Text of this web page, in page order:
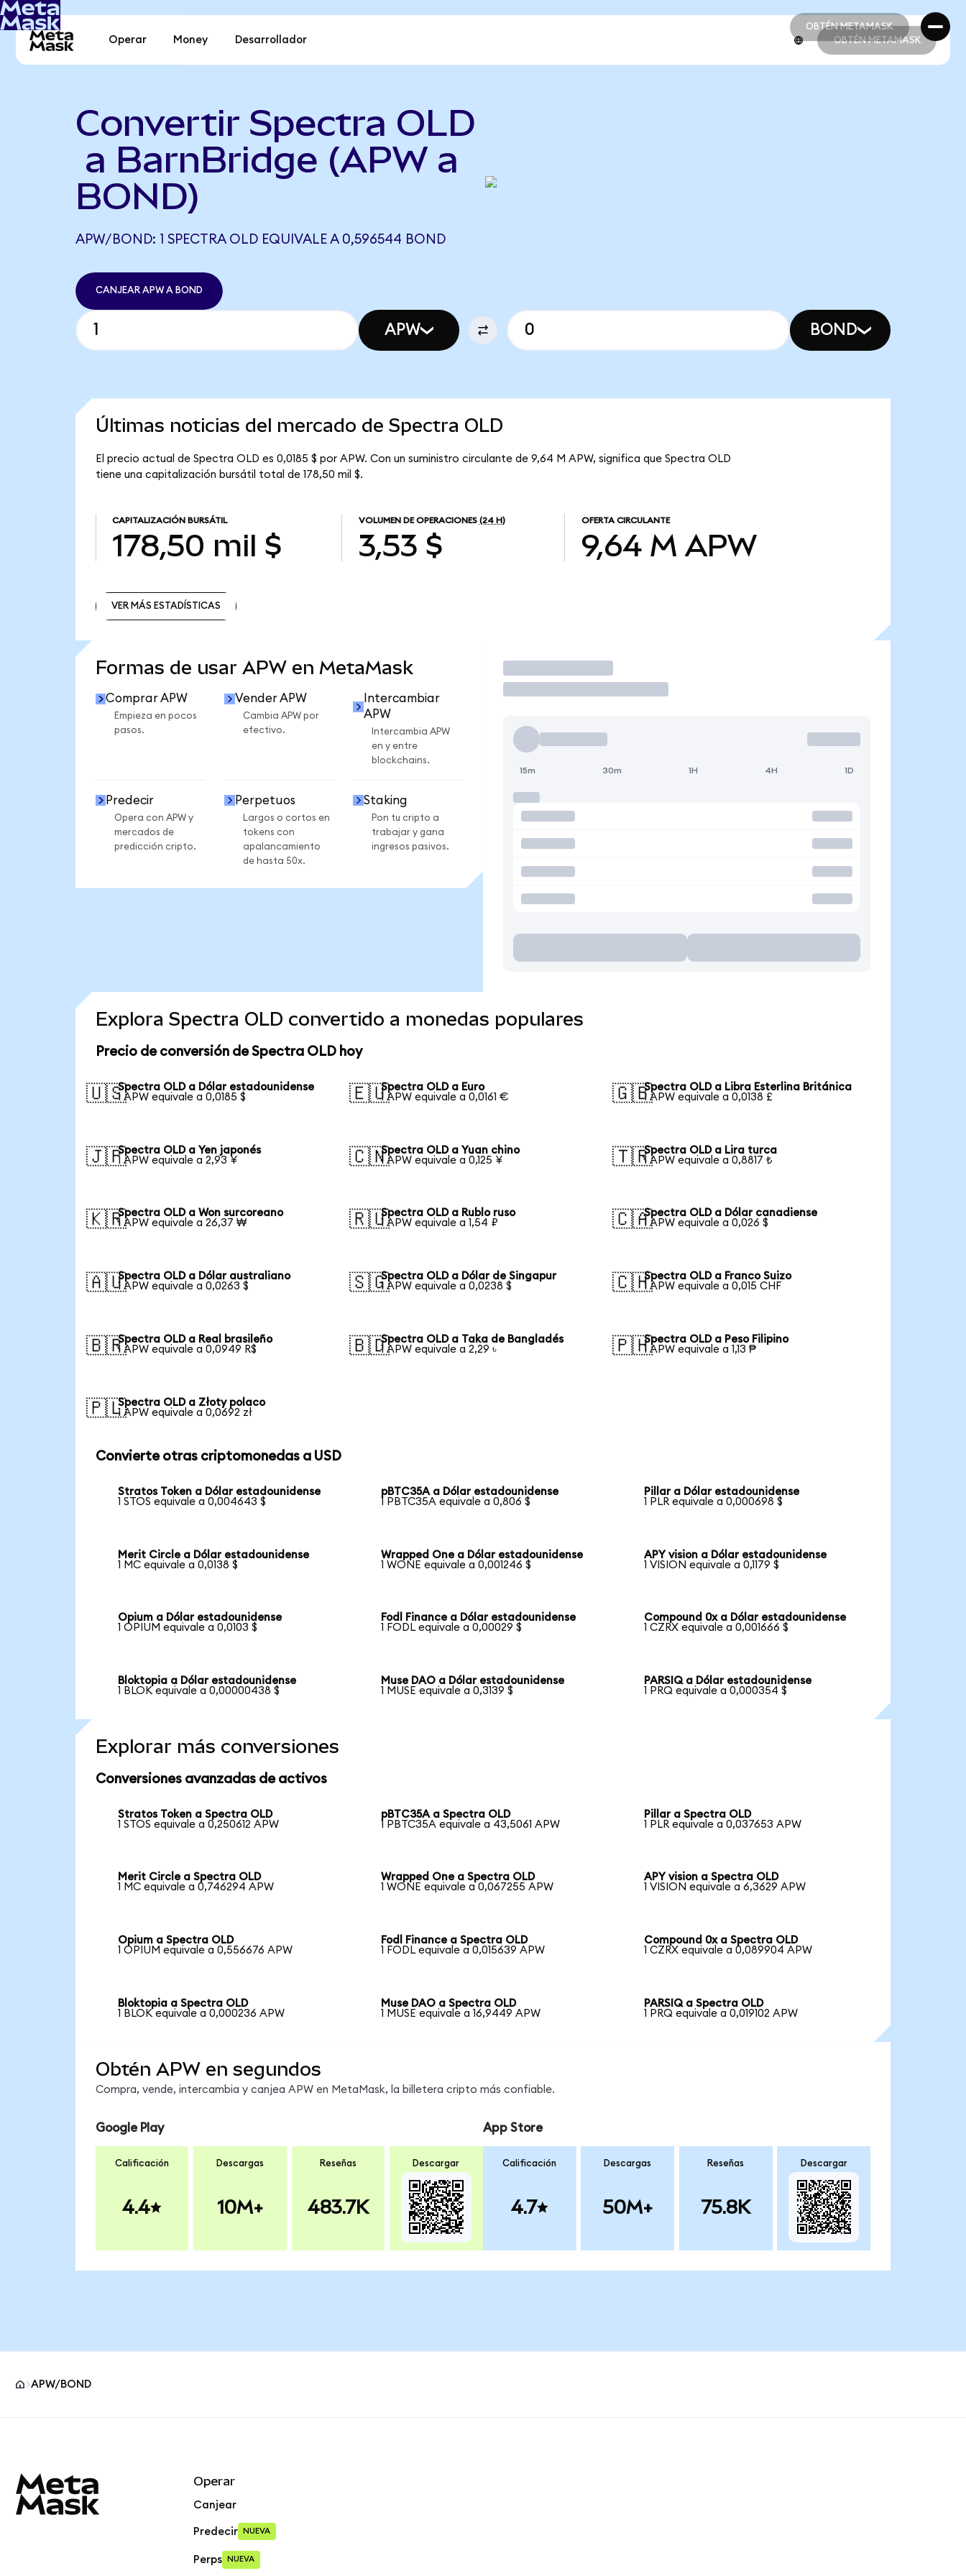
OBTÉN METAMASK
OBTÉN METAMASK
Operar Money Desarrollador OBTÉN METAMASK
Convertir Spectra OLD
a BarnBridge (APW a
BOND)
APW/BOND: 1 SPECTRA OLD EQUIVALE A 0,596544 BOND
CANJEAR APW A BOND
APW BOND
Últimas noticias del mercado de Spectra OLD
El precio actual de Spectra OLD es 0,0185 $ por APW. Con un suministro circulante de 9,64 M APW, significa que Spectra OLD
tiene una capitalización bursátil total de 178,50 mil $.
CAPITALIZACIÓN BURSÁTIL
178,50 mil $
VOLUMEN DE OPERACIONES (24 H)
3,53 $
OFERTA CIRCULANTE
9,64 M APW
VER MÁS ESTADÍSTICAS
Formas de usar APW en MetaMask
Comprar APW
Empieza en pocos
pasos.
Vender APW
Cambia APW por
efectivo.
Intercambiar
APW
Intercambia APW
en y entre
blockchains.
Predecir
Opera con APW y
mercados de
predicción cripto.
Perpetuos
Largos o cortos en
tokens con
apalancamiento
de hasta 50x.
Staking
Pon tu cripto a
trabajar y gana
ingresos pasivos.
Operar
15m 30m 1H 4H 1D
Explora Spectra OLD convertido a monedas populares
Precio de conversión de Spectra OLD hoy
🇺🇸Spectra OLD a Dólar estadounidense
1 APW equivale a 0,0185 $
🇪🇺Spectra OLD a Euro
1 APW equivale a 0,0161 €
🇬🇧Spectra OLD a Libra Esterlina Británica
1 APW equivale a 0,0138 £
🇯🇵Spectra OLD a Yen japonés
1 APW equivale a 2,93 ¥
🇨🇳Spectra OLD a Yuan chino
1 APW equivale a 0,125 ¥
🇹🇷Spectra OLD a Lira turca
1 APW equivale a 0,8817 ₺
🇰🇷Spectra OLD a Won surcoreano
1 APW equivale a 26,37 ₩
🇷🇺Spectra OLD a Rublo ruso
1 APW equivale a 1,54 ₽
🇨🇦Spectra OLD a Dólar canadiense
1 APW equivale a 0,026 $
🇦🇺Spectra OLD a Dólar australiano
1 APW equivale a 0,0263 $
🇸🇬Spectra OLD a Dólar de Singapur
1 APW equivale a 0,0238 $
🇨🇭Spectra OLD a Franco Suizo
1 APW equivale a 0,015 CHF
🇧🇷Spectra OLD a Real brasileño
1 APW equivale a 0,0949 R$
🇧🇩Spectra OLD a Taka de Bangladés
1 APW equivale a 2,29 ৳
🇵🇭Spectra OLD a Peso Filipino
1 APW equivale a 1,13 ₱
🇵🇱Spectra OLD a Złoty polaco
1 APW equivale a 0,0692 zł
Convierte otras criptomonedas a USD
Stratos Token a Dólar estadounidense
1 STOS equivale a 0,004643 $
pBTC35A a Dólar estadounidense
1 PBTC35A equivale a 0,806 $
Pillar a Dólar estadounidense
1 PLR equivale a 0,000698 $
Merit Circle a Dólar estadounidense
1 MC equivale a 0,0138 $
Wrapped One a Dólar estadounidense
1 WONE equivale a 0,001246 $
APY vision a Dólar estadounidense
1 VISION equivale a 0,1179 $
Opium a Dólar estadounidense
1 OPIUM equivale a 0,0103 $
Fodl Finance a Dólar estadounidense
1 FODL equivale a 0,00029 $
Compound 0x a Dólar estadounidense
1 CZRX equivale a 0,001666 $
Bloktopia a Dólar estadounidense
1 BLOK equivale a 0,00000438 $
Muse DAO a Dólar estadounidense
1 MUSE equivale a 0,3139 $
PARSIQ a Dólar estadounidense
1 PRQ equivale a 0,000354 $
Explorar más conversiones
Conversiones avanzadas de activos
Stratos Token a Spectra OLD
1 STOS equivale a 0,250612 APW
pBTC35A a Spectra OLD
1 PBTC35A equivale a 43,5061 APW
Pillar a Spectra OLD
1 PLR equivale a 0,037653 APW
Merit Circle a Spectra OLD
1 MC equivale a 0,746294 APW
Wrapped One a Spectra OLD
1 WONE equivale a 0,067255 APW
APY vision a Spectra OLD
1 VISION equivale a 6,3629 APW
Opium a Spectra OLD
1 OPIUM equivale a 0,556676 APW
Fodl Finance a Spectra OLD
1 FODL equivale a 0,015639 APW
Compound 0x a Spectra OLD
1 CZRX equivale a 0,089904 APW
Bloktopia a Spectra OLD
1 BLOK equivale a 0,000236 APW
Muse DAO a Spectra OLD
1 MUSE equivale a 16,9449 APW
PARSIQ a Spectra OLD
1 PRQ equivale a 0,019102 APW
Obtén APW en segundos
Compra, vende, intercambia y canjea APW en MetaMask, la billetera cripto más confiable.
Google Play
Calificación
4.4
Descargas
10M+
Reseñas
483.7K
Descargar
App Store
Calificación
4.7
Descargas
50M+
Reseñas
75.8K
Descargar
APW/BOND
Operar
Canjear
Predecir NUEVA
Perps NUEVA